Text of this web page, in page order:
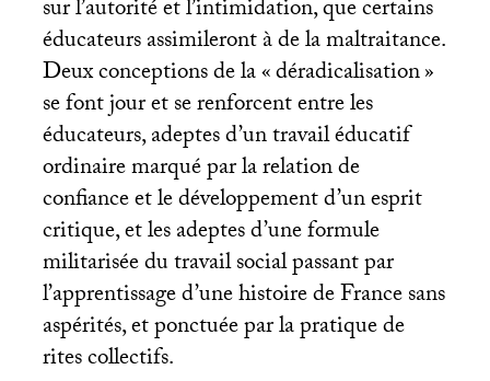
sur l’autorité et l’intimidation, que certains
éducateurs assimileront à de la maltraitance.
Deux conceptions de la «déradicalisation»
se font jour et se renforcent entre les
éducateurs, adeptes d’un travail éducatif
ordinaire marqué par la relation de
confiance et le développement d’un esprit
critique, et les adeptes d’une formule
militarisée du travail social passant par
l’apprentissage d’une histoire de France sans
aspérités, et ponctuée par la pratique de
rites collectifs.